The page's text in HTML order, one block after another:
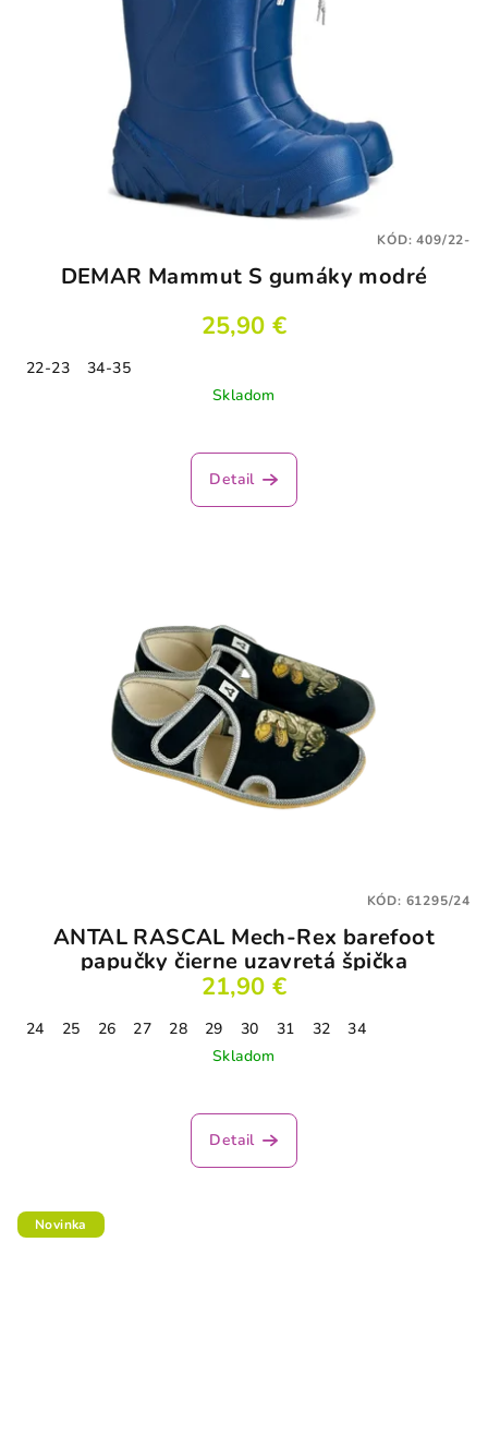
DEMAR Mammut S gumáky modré
25,90 €
22-23
34-35
Skladom
Detail
KÓD:409/22-
ANTAL RASCAL Mech-Rex barefoot
papučky čierne uzavretá špička
21,90 €
24 25 26 27 28 29 30 31 32
34
Skladom
Detail
KÓD: 61295/24
Novinka